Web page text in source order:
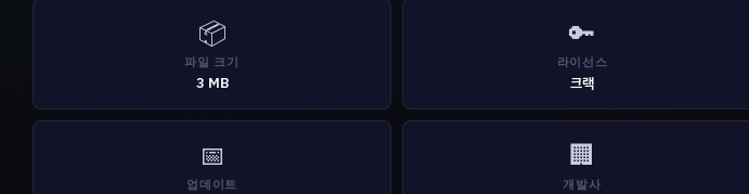
📦
파일 크기
3 MB
🔑
라이선스
크랙
📅
업데이트
🏢
개발사